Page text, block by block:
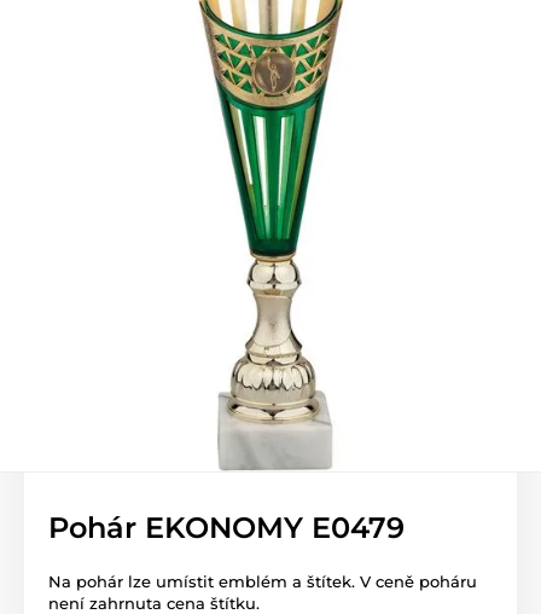
Pohár EKONOMY E0479
Na pohár lze umístit emblém a štítek. V ceně poháru
není zahrnuta cena štítku.